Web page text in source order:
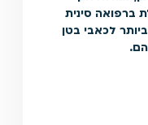
ברפואה סינית
לכאבי בטן